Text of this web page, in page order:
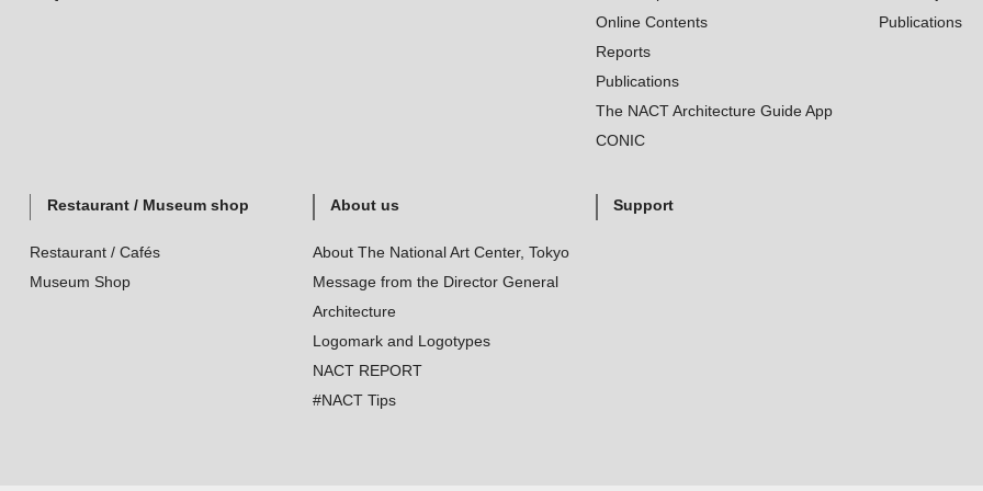
Online Contents
Reports
Publications
The NACT Architecture Guide App
CONIC
Publications
Restaurant / Museum shop
Restaurant / Cafés
Museum Shop
About us
About The National Art Center, Tokyo
Message from the Director General
Architecture
Logomark and Logotypes
NACT REPORT
#NACT Tips
Support